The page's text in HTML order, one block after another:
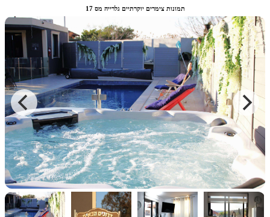
תמונות צימרים יוקרתיים גלרייה מס 17